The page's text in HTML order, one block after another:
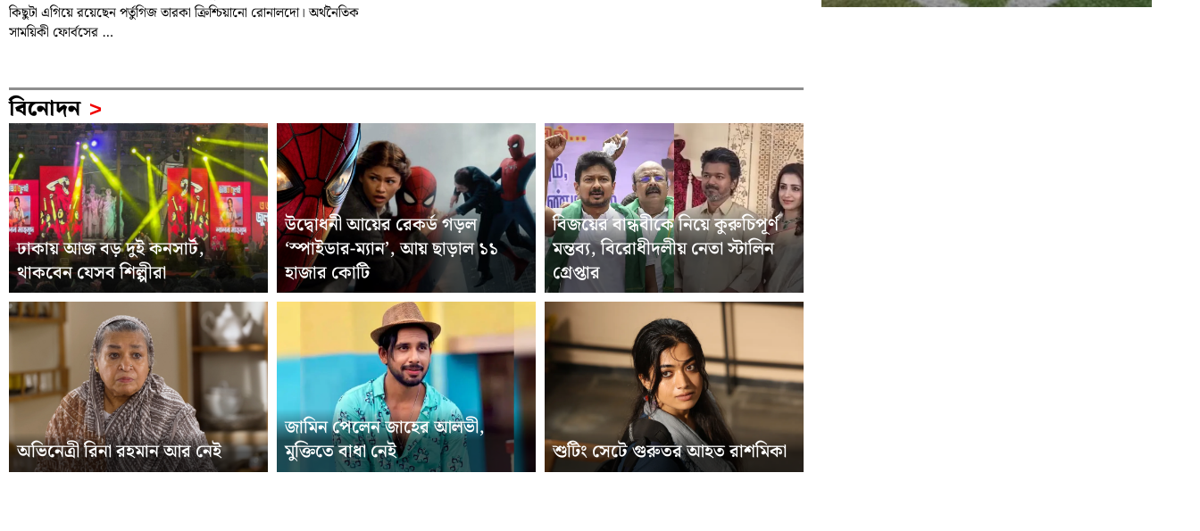
কিছুটা এগিয়ে রয়েছেন পর্তুগিজ তারকা ক্রিশ্চিয়ানো রোনালদো। অর্থনৈতিক
সাময়িকী ফোর্বসের …
বিনোদন >
ঢাকায় আজ বড় দুই কনসার্ট,
থাকবেন যেসব শিল্পীরা
উদ্বোধনী আয়ের রেকর্ড গড়ল
‘স্পাইডার-ম্যান’, আয় ছাড়াল ১১
হাজার কোটি
বিজয়ের বান্ধবীকে নিয়ে কুরুচিপূর্ণ
মন্তব্য, বিরোধীদলীয় নেতা স্টালিন
গ্রেপ্তার
অভিনেত্রী রিনা রহমান আর নেই
জামিন পেলেন জাহের আলভী,
মুক্তিতে বাধা নেই
শুটিং সেটে গুরুতর আহত রাশমিকা